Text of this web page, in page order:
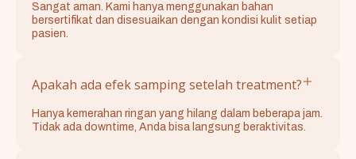
Sangat aman. Kami hanya menggunakan bahan
bersertifikat dan disesuaikan dengan kondisi kulit setiap
pasien.
Apakah ada efek samping setelah treatment?
Hanya kemerahan ringan yang hilang dalam beberapa jam.
Tidak ada downtime, Anda bisa langsung beraktivitas.